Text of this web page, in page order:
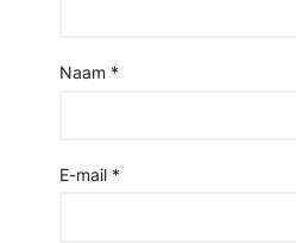
Naam *
E-mail *